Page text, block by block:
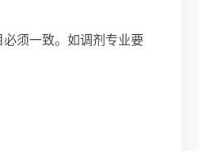
须一致。如调剂专业要